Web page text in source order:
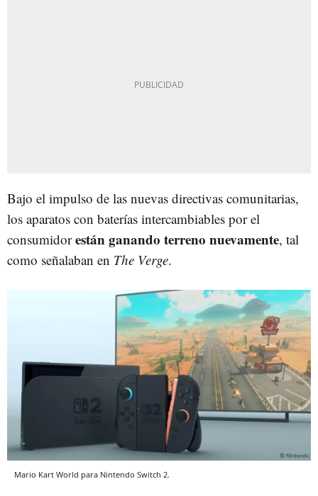
Bajo el impulso de las nuevas directivas comunitarias,
los aparatos con baterías intercambiables por el
consumidorestán ganando terreno nuevamente, tal
como señalaban en The Verge.
Mario Kart World para Nintendo Switch 2.